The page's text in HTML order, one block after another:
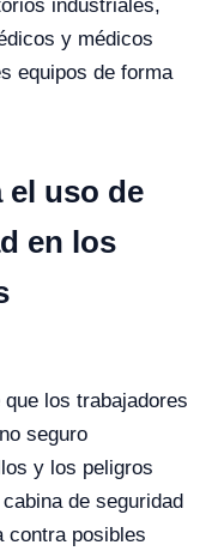
industriales,
y médicos
equipos de forma
el uso de
en los
los trabajadores
seguro
y los peligros
de seguridad
contra posibles